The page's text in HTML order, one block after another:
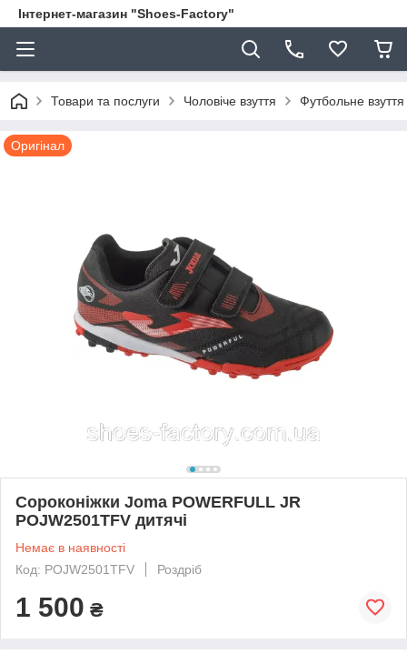
Інтернет-магазин "Shoes-Factory"
Товари та послуги Чоловіче взуття Футбольне взуття
Оригінал
Сороконіжки Joma POWERFULL JR
POJW2501TFV дитячі
Немає в наявності
Код: POJW2501TFV
Роздріб
1 500 ₴